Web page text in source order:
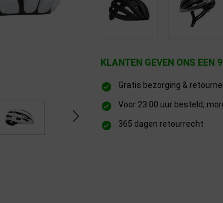
KLANTEN GEVEN ONS EEN
Gratis bezorging &
Voor 23:00 uur besteld,
365 dagen retourrecht